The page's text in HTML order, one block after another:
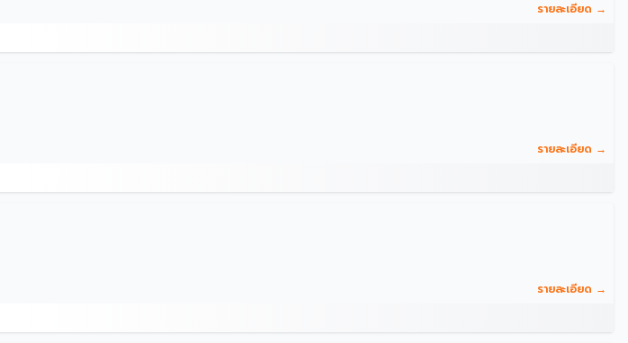
รายละเอียด →
รายละเอียด →
รายละเอียด →